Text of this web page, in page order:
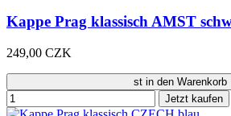
Kappe Prag klassisch AMST
249,00 CZK
st in den Warenkorb
Jetzt kaufen